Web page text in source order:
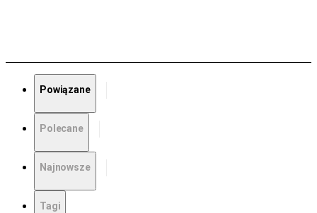
Powiązane
Polecane
Najnowsze
Tagi